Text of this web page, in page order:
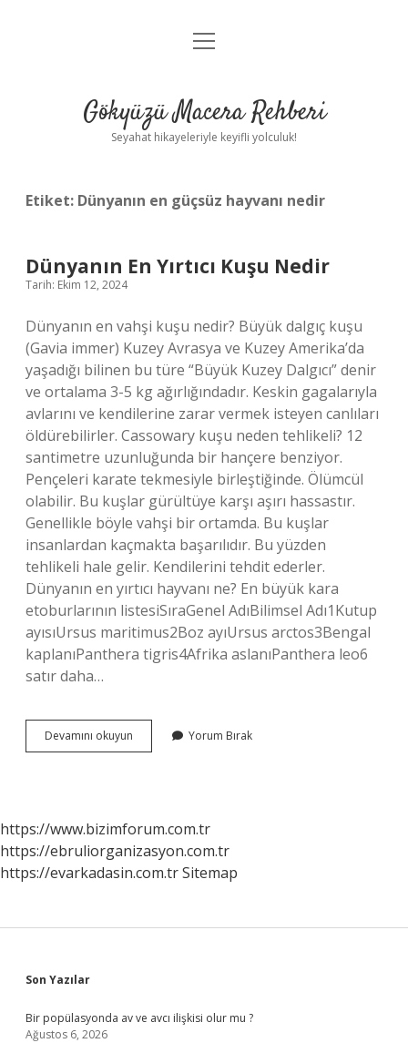
Anasayfa
Yasal Uyarı
menüyü
Gökyüzü Macera Rehberi
Seyahat hikayeleriyle keyifli yolculuk!
Etiket: Dünyanın en güçsüz hayvanı nedir
Dünyanın En Yırtıcı Kuşu Nedir
Tarih: Ekim 12, 2024
Dünyanın en vahşi kuşu nedir? Büyük dalgıç kuşu
(Gavia immer) Kuzey Avrasya ve Kuzey Amerika’da
yaşadığı bilinen bu türe “Büyük Kuzey Dalgıcı” denir
ve ortalama 3-5 kg ​​ağırlığındadır. Keskin gagalarıyla
avlarını ve kendilerine zarar vermek isteyen canlıları
öldürebilirler. Cassowary kuşu neden tehlikeli? 12
santimetre uzunluğunda bir hançere benziyor.
Pençeleri karate tekmesiyle birleştiğinde. Ölümcül
olabilir. Bu kuşlar gürültüye karşı aşırı hassastır.
Genellikle böyle vahşi bir ortamda. Bu kuşlar
insanlardan kaçmakta başarılıdır. Bu yüzden
tehlikeli hale gelir. Kendilerini tehdit ederler.
Dünyanın en yırtıcı hayvanı ne? En büyük kara
etoburlarının listesiSıraGenel AdıBilimsel Adı1Kutup
ayısıUrsus maritimus2Boz ayıUrsus arctos3Bengal
kaplanıPanthera tigris4Afrika aslanıPanthera leo6
satır daha…
Devamını okuyun Dünyanın
En
Yorum Bırak
https://www.bizimforum.com.tr
https://ebruliorganizasyon.com.tr
https://evarkadasin.com.trSitemap
Sidebar
Son Yazılar
Bir popülasyonda av ve avcı ilişkisi olur mu ?
Ağustos 6, 2026